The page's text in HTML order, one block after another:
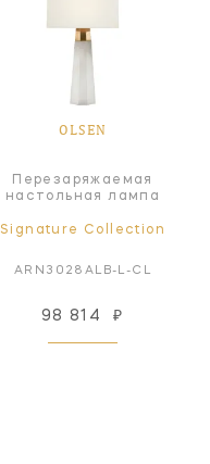
OLSEN
Перезаряжаемая
настольная лампа
Signature Collection
ARN3028ALB-L-CL
98 814 ₽